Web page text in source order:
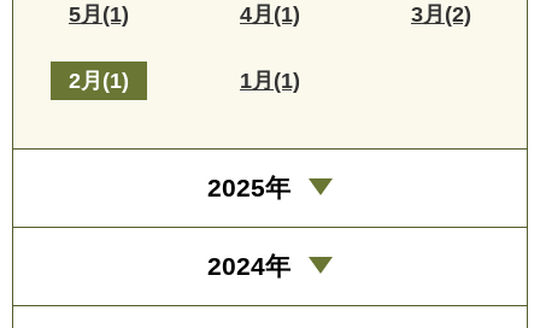
5月(1) 4月(1) 3月(2)
2月(1) 1月(1)
2025年
2024年